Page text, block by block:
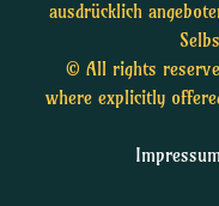
ausdrücklich
© All rights
where explicitly